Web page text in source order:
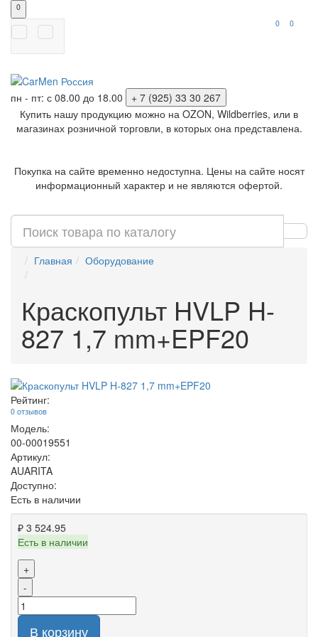
0
0
0
пн - пт: с 08.00 до 18.00
+ 7 (925) 33 30 267
Купить нашу продукцию можно на OZON, Wildberries, или в
магазинах розничной торговли, в которых она представлена.
Покупка на сайте временно недоступна. Цены на сайте носят
информационный характер и не являются офертой.
Главная Оборудование
Краскопульт HVLP H-
827 1,7 mm+EPF20
Рейтинг:
0 отзывов
Модель:
00-00019551
Артикул:
AUARITA
Доступно:
Есть в наличии
₽ 3 524.95
Есть в наличии
+
-
В корзину